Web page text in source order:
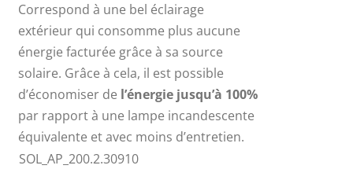
Correspond à une bel éclairage
extérieur qui consomme plus aucune
énergie facturée grâce à sa source
solaire. Grâce à cela, il est possible
d’économiser de l’énergie jusqu’à 100%
par rapport à une lampe incandescente
équivalente et avec moins d’entretien.
SOL_AP_200.2.30910